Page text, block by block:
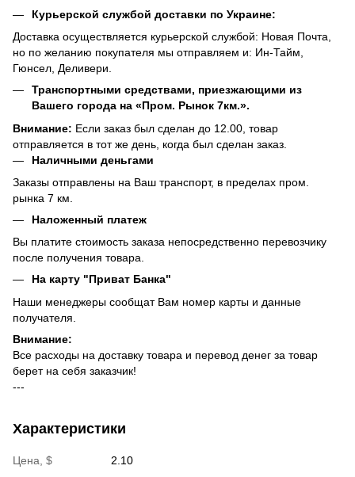
Курьерской службой доставки по Украине:
Доставка осуществляется курьерской службой: Новая Почта,
но по желанию покупателя мы отправляем и: Ин-Тайм,
Гюнсел, Деливери.
Транспортными средствами, приезжающими из
Вашего города на «Пром. Рынок 7км.».
Внимание: Если заказ был сделан до 12.00, товар
отправляется в тот же день, когда был сделан заказ.
Наличными деньгами
Заказы отправлены на Ваш транспорт, в пределах пром.
рынка 7 км.
Наложенный платеж
Вы платите стоимость заказа непосредственно перевозчику
после получения товара.
На карту "Приват Банка"
Наши менеджеры сообщат Вам номер карты и данные
получателя.
Внимание:
Все расходы на доставку товара и перевод денег за товар
берет на себя заказчик!
---
Характеристики
Цена, $ 2.10